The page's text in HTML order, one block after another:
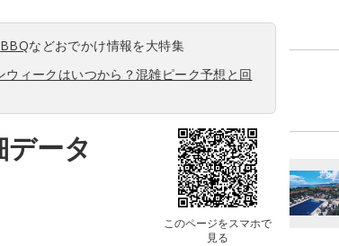
BBQなどおでかけ情報を大特集
ウィークはいつから？混雑ピーク予想と回
ータ
このページをスマホで
見る